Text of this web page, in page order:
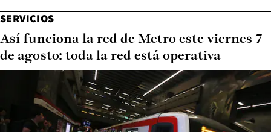
SERVICIOS
Así funciona la red de Metro este viernes 7
de agosto: toda la red está operativa